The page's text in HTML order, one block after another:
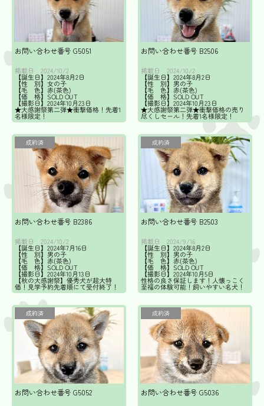
お問い合わせ番号 G5051
掲載日2024/10/2
【誕生日】2024年8月2日
【性 別】女の子
【毛 色】赤(茶色)
【価 格】SOLD OUT
【撮影日】2024年10月23日
★大感謝祭第二弾★衝撃価格！先着1
名様限定！
お問い合わせ番号 B2506
掲載日2024/10/2
【誕生日】2024年8月2日
【性 別】男の子
【毛 色】赤(茶色)
【価 格】SOLD OUT
【撮影日】2024年10月23日
★大感謝祭第二弾★衝撃価格の売り
尽くしセール！先着1名様限定！
成約済
お問い合わせ番号 B2386
掲載日2024/10/2
【誕生日】2024年7月16日
【性 別】男の子
【毛 色】赤(茶色)
【価 格】SOLD OUT
【撮影日】2024年10月13日
【秋の大感謝祭】優秀犬が超大特
価！見学予約先着順にて受付終了！
成約済
お問い合わせ番号 B2503
掲載日2024/9/16
【誕生日】2024年8月2日
【性 別】男の子
【毛 色】赤(茶色)
【価 格】SOLD OUT
【撮影日】2024年10月5日
性格の良さ保証します！人懐っこく
至福の体験可能！飼いやすい名犬！
成約済
お問い合わせ番号 G5052
成約済
お問い合わせ番号 G5036